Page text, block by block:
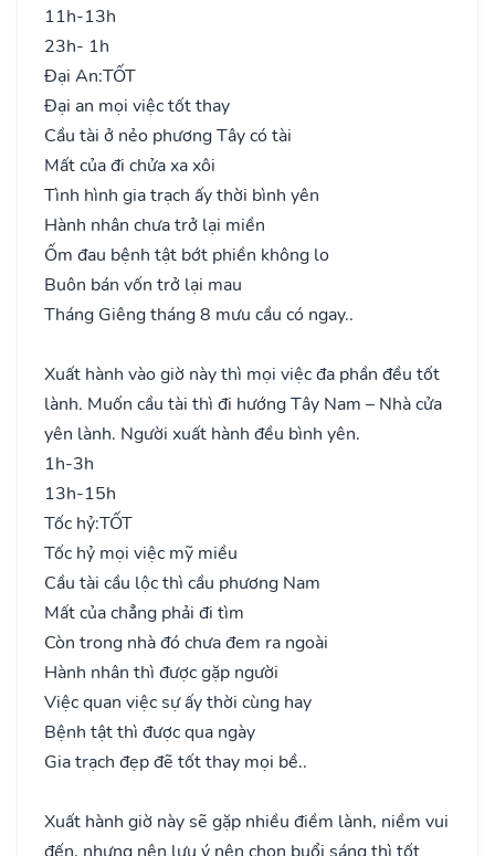
11h-13h
23h- 1h
Đại An:TỐT
Đại an mọi việc tốt thay
Cầu tài ở nẻo phương Tây có tài
Mất của đi chửa xa xôi
Tình hình gia trạch ấy thời bình yên
Hành nhân chưa trở lại miền
Ốm đau bệnh tật bớt phiền không lo
Buôn bán vốn trở lại mau
Tháng Giêng tháng 8 mưu cầu có ngay..
Xuất hành vào giờ này thì mọi việc đa phần đều tốt
lành. Muốn cầu tài thì đi hướng Tây Nam – Nhà cửa
yên lành. Người xuất hành đều bình yên.
1h-3h
13h-15h
Tốc hỷ:TỐT
Tốc hỷ mọi việc mỹ miều
Cầu tài cầu lộc thì cầu phương Nam
Mất của chẳng phải đi tìm
Còn trong nhà đó chưa đem ra ngoài
Hành nhân thì được gặp người
Việc quan việc sự ấy thời cùng hay
Bệnh tật thì được qua ngày
Gia trạch đẹp đẽ tốt thay mọi bề..
Xuất hành giờ này sẽ gặp nhiều điềm lành, niềm vui